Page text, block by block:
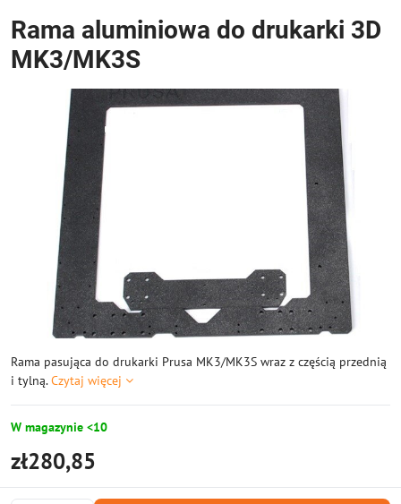
Rama aluminiowa do drukarki 3D
MK3/MK3S
Rama pasująca do drukarki Prusa MK3/MK3S wraz z częścią przednią
i tylną.Czytaj więcej
W magazynie <10
zł280,85